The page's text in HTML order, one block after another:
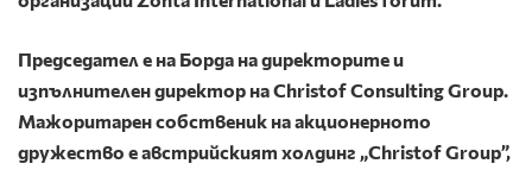
Председател е на Борда на директорите и
изпълнителен директор на Christof Consulting Group.
Мажоритарен собственик на акционерното
дружество е австрийският холдинг „Christof Group”,